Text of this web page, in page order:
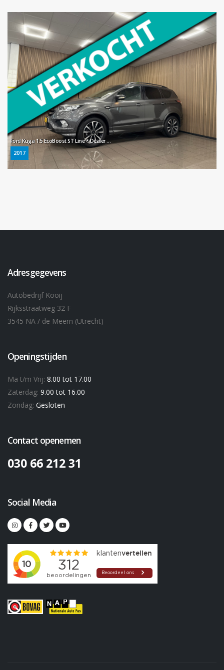
2017
Adresgegevens
Autobedrijf Kooij
Rijksstraatweg 32 F
3545 NA / de Meern (Utrecht)
Openingstijden
Ma t/m Vrij: 8.00 tot 17.00
Zaterdag: 9.00 tot 16.00
Zondag: Gesloten
Contact openemen
030 66 212 31
Social Media